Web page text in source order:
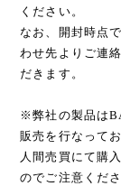
ください。
なお、開封時点
わせ先よりご連
だきます。
※弊社の製品は
販売を行なって
人間売買にて購
のでご注意くださ